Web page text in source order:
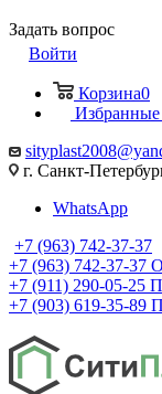
Задать вопрос
Войти
Корзина0
г. Санкт-
WhatsApp
+7 (963) 742-37-37
+7 (963) 742-37-37
+7 (911) 290-05-25
+7 (903) 619-35-89